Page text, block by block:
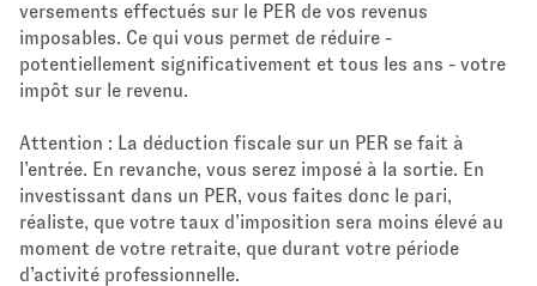
versements effectués sur le PER de vos revenus
imposables. Ce qui vous permet de réduire -
potentiellement significativement et tous les ans - votre
impôt sur le revenu.
Attention : La déduction fiscale sur un PER se fait à
l’entrée. En revanche, vous serez imposé à la sortie. En
investissant dans un PER, vous faites donc le pari,
réaliste, que votre taux d’imposition sera moins élevé au
moment de votre retraite, que durant votre période
d’activité professionnelle.